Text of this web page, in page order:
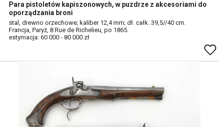
Para pistoletów kapiszonowych, w puzdrze z akcesoriami do
oporządzania broni
stal, drewno orzechowe; kaliber 12,4 mm; dł. całk. 39,5//40 cm.
Francja, Paryż, 8 Rue de Richelieu, po 1865.
estymacja: 60 000 - 80 000 zł